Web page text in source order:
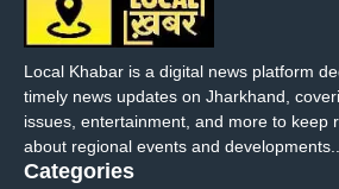
Local Khabar is a digital news platform
timely news updates on Jharkhand,
issues, entertainment, and more to keep
about regional events and developments..
Categories